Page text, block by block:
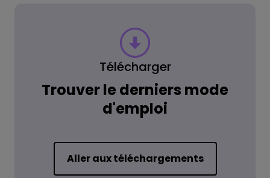
Télécharger
Trouver le derniers mode
d'emploi
Aller aux téléchargements